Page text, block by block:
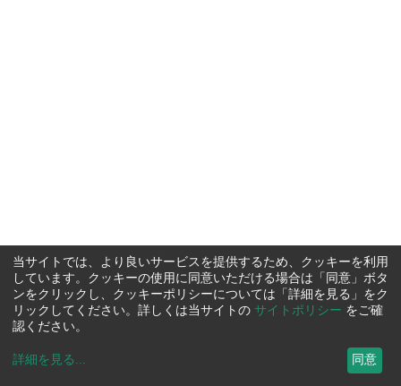
当サイトでは、より良いサービスを提供するため、クッキーを利用
しています。クッキーの使用に同意いただける場合は「同意」ボタ
ンをクリックし、クッキーポリシーについては「詳細を見る」をク
リックしてください。詳しくは当サイトの サイトポリシー をご確
認ください。
詳細を見る ... 同意